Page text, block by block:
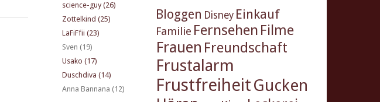
science-guy (26)
Zottelkind (25)
LaFiFfii (23)
Sven (19)
Usako (17)
Duschdiva (14)
Anna Bannana (12)
Bloggen Disney Einkauf
Familie Fernsehen Filme
Frauen Freundschaft
Frustalarm
FrustfreiheitGucken